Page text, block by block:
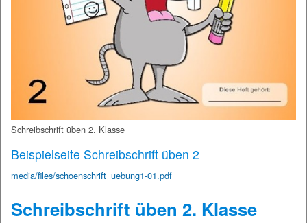
Schreibschrift üben 2. Klasse
Beispielseite Schreibschrift üben 2
media/files/schoenschrift_uebung1-01.pdf
Schreibschrift üben 2. Klasse